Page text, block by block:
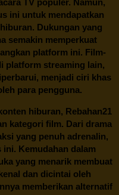
ini untuk mendapatkan
Dukungan yang
semakin memperkuat
platform ini. Film-
platform streaming lain,
menjadi ciri khas
para pengguna.
hiburan, Rebahan21
kategori film. Dari drama
yang penuh adrenalin,
Kemudahan dalam
yang menarik membuat
dan dicintai oleh
memberikan alternatif